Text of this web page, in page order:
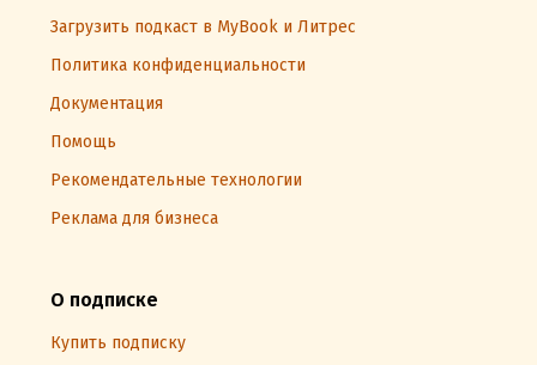
Загрузить подкаст в MyBook и Литрес
Политика конфиденциальности
Документация
Помощь
Рекомендательные технологии
Реклама для бизнеса
О подписке
Купить подписку